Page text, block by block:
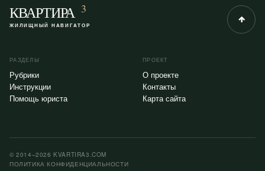
КВАРТИРА 3
ЖИЛИЩНЫЙ НАВИГАТОР
РАЗДЕЛЫ
Рубрики
Инструкции
Помощь юриста
ПРОЕКТ
О проекте
Контакты
Карта сайта
© 2014–2026 KVARTIRA3.COM
ПОЛИТИКА КОНФИДЕНЦИАЛЬНОСТИ